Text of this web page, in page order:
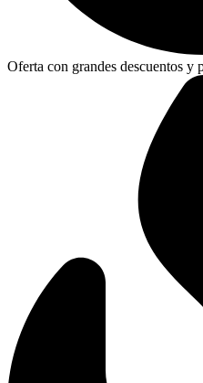
Oferta con grandes descuentos y